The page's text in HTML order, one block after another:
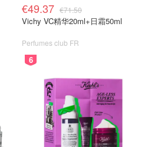
€49.37 €71.50
Vichy VC精华20ml+日霜50ml
Perfumes club FR
6